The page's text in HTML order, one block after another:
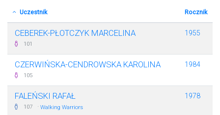
Uczestnik Rocznik
CEBEREK-PŁOTCZYK MARCELINA
101
1955
CZERWIŃSKA-CENDROWSKA KAROLINA
105
1984
FALEŃSKI RAFAŁ
107 · Walking Warriors
1978